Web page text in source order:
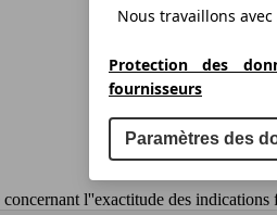
l''exactitude des indications
Nous travaillons
Protection des
fournisseurs
Paramètres des